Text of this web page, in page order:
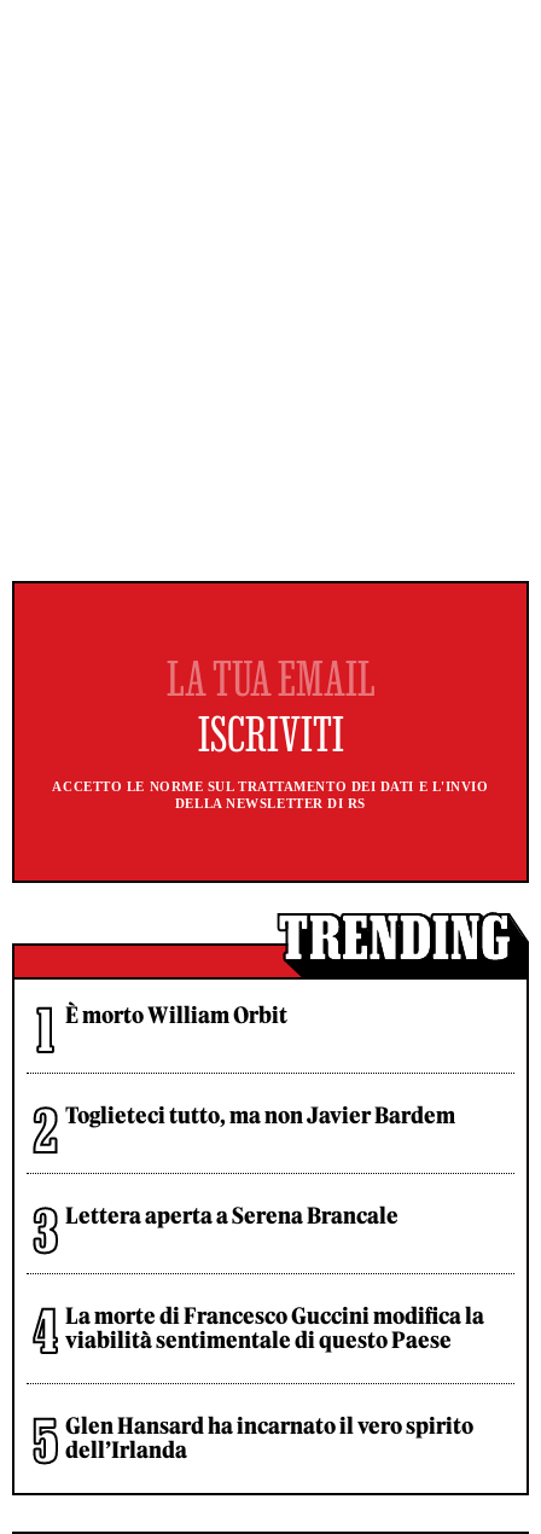
ACCETTO LE NORME SUL TRATTAMENTO DEI DATI E L'INVIO
DELLA NEWSLETTER DI RS
È morto William Orbit
Toglieteci tutto, ma non Javier Bardem
Lettera aperta a Serena Brancale
La morte di Francesco Guccini modifica la
viabilità sentimentale di questo Paese
Glen Hansard ha incarnato il vero spirito
dell’Irlanda